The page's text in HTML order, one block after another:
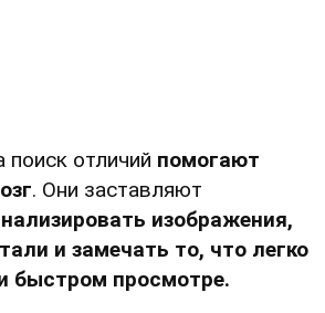
поиск отличий помогают
. Они заставляют
изображения,
и замечать то, что легко
быстром просмотре.